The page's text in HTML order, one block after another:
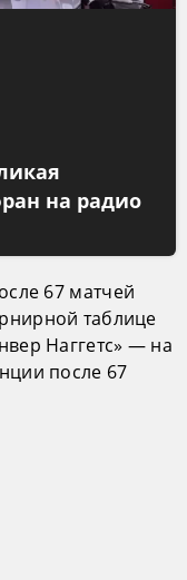
на радио
67 матчей
таблице
Наггетс» — на
после 67